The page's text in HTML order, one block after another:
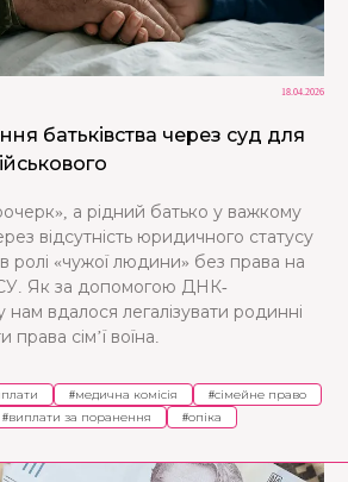
18.04.2026
батьківства через суд для
а рідний батько у важкому
відсутність юридичного статусу
ролі «чужої людини» без права на
Як за допомогою ДНК-
нам вдалося легалізувати родинні
права сім’ї воїна.
#медична комісія #сімейне право
#виплати за поранення #опіка